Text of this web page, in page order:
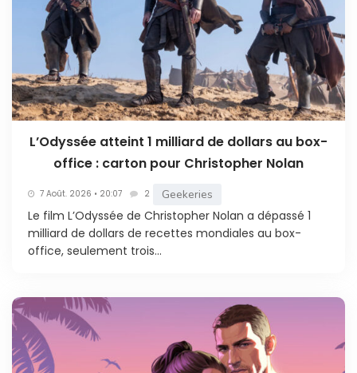
L’Odyssée atteint 1 milliard de dollars au box-
office : carton pour Christopher Nolan
7 Août. 2026 • 20:07 2 Geekeries
Le film L’Odyssée de Christopher Nolan a dépassé 1
milliard de dollars de recettes mondiales au box-
office, seulement trois...